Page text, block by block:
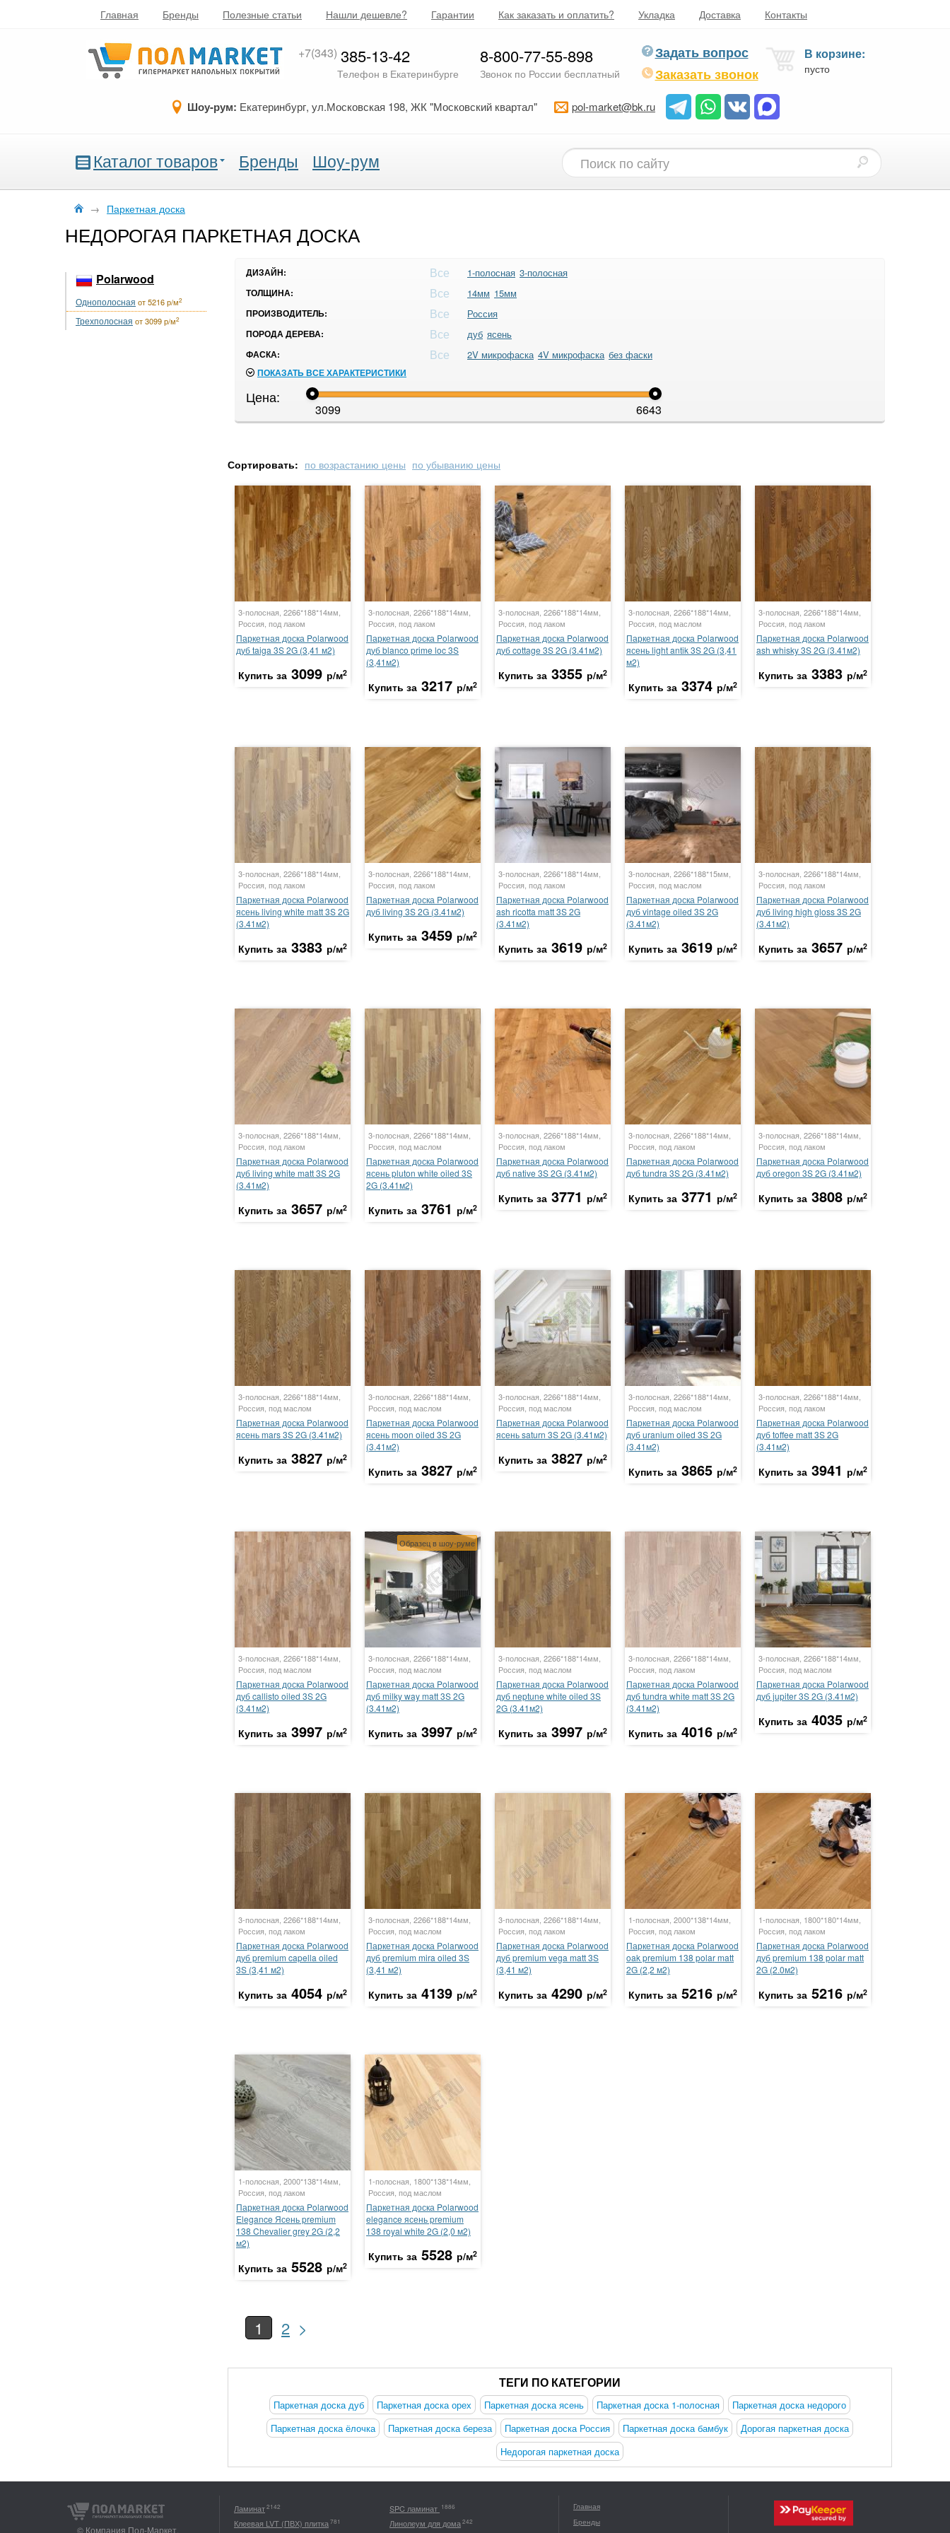
Главная Бренды Полезные статьи Нашли дешевле? Гарантии Как заказать и оплатить? Укладка Доставка Контакты
+7(343) 385-13-42
Телефон в Екатеринбурге
8-800-77-55-898
Звонок по России бесплатный
Задать вопрос
Заказать звонок
В корзине:
пусто
Шоу-рум: Екатеринбург, ул.Московская 198, ЖК "Московский квартал" pol-market@bk.ru
Каталог товаров Бренды Шоу-рум
→ Паркетная доска
НЕДОРОГАЯ ПАРКЕТНАЯ ДОСКА
ДИЗАЙН: Все 1-полосная 3-полосная
ТОЛЩИНА: Все 14мм 15мм
ПРОИЗВОДИТЕЛЬ: Все Россия
ПОРОДА ДЕРЕВА: Все дуб ясень
ФАСКА: Все 2V микрофаска 4V микрофаска без фаски
ПОКАЗАТЬ ВСЕ ХАРАКТЕРИСТИКИ
Цена:
3099 6643
Polarwood
Однополосная от 5216 р/м2
Трехполосная от 3099 р/м2
Сортировать: по возрастанию цены по убыванию цены
3-полосная, 2266*188*14мм,
Россия, под лаком
Паркетная доска Polarwood
дуб taiga 3S 2G (3,41 м2)
Купить за 3099 р/м2
3-полосная, 2266*188*14мм,
Россия, под лаком
Паркетная доска Polarwood
дуб blanco prime loc 3S
(3,41м2)
Купить за 3217 р/м2
3-полосная, 2266*188*14мм,
Россия, под лаком
Паркетная доска Polarwood
дуб cottage 3S 2G (3.41м2)
Купить за 3355 р/м2
3-полосная, 2266*188*14мм,
Россия, под маслом
Паркетная доска Polarwood
ясень light antik 3S 2G (3,41
м2)
Купить за 3374 р/м2
3-полосная, 2266*188*14мм,
Россия, под лаком
Паркетная доска Polarwood
ash whisky 3S 2G (3.41м2)
Купить за 3383 р/м2
3-полосная, 2266*188*14мм,
Россия, под лаком
Паркетная доска Polarwood
ясень living white matt 3S 2G
(3.41м2)
Купить за 3383 р/м2
3-полосная, 2266*188*14мм,
Россия, под лаком
Паркетная доска Polarwood
дуб living 3S 2G (3.41м2)
Купить за 3459 р/м2
3-полосная, 2266*188*14мм,
Россия, под лаком
Паркетная доска Polarwood
ash ricotta matt 3S 2G
(3.41м2)
Купить за 3619 р/м2
3-полосная, 2266*188*15мм,
Россия, под маслом
Паркетная доска Polarwood
дуб vintage oiled 3S 2G
(3.41м2)
Купить за 3619 р/м2
3-полосная, 2266*188*14мм,
Россия, под лаком
Паркетная доска Polarwood
дуб living high gloss 3S 2G
(3.41м2)
Купить за 3657 р/м2
3-полосная, 2266*188*14мм,
Россия, под лаком
Паркетная доска Polarwood
дуб living white matt 3S 2G
(3.41м2)
Купить за 3657 р/м2
3-полосная, 2266*188*14мм,
Россия, под маслом
Паркетная доска Polarwood
ясень pluton white oiled 3S
2G (3.41м2)
Купить за 3761 р/м2
3-полосная, 2266*188*14мм,
Россия, под лаком
Паркетная доска Polarwood
дуб native 3S 2G (3.41м2)
Купить за 3771 р/м2
3-полосная, 2266*188*14мм,
Россия, под лаком
Паркетная доска Polarwood
дуб tundra 3S 2G (3.41м2)
Купить за 3771 р/м2
3-полосная, 2266*188*14мм,
Россия, под лаком
Паркетная доска Polarwood
дуб oregon 3S 2G (3.41м2)
Купить за 3808 р/м2
3-полосная, 2266*188*14мм,
Россия, под маслом
Паркетная доска Polarwood
ясень mars 3S 2G (3.41м2)
Купить за 3827 р/м2
3-полосная, 2266*188*14мм,
Россия, под маслом
Паркетная доска Polarwood
ясень moon oiled 3S 2G
(3.41м2)
Купить за 3827 р/м2
3-полосная, 2266*188*14мм,
Россия, под маслом
Паркетная доска Polarwood
ясень saturn 3S 2G (3.41м2)
Купить за 3827 р/м2
3-полосная, 2266*188*14мм,
Россия, под маслом
Паркетная доска Polarwood
дуб uranium oiled 3S 2G
(3.41м2)
Купить за 3865 р/м2
3-полосная, 2266*188*14мм,
Россия, под лаком
Паркетная доска Polarwood
дуб toffee matt 3S 2G
(3.41м2)
Купить за 3941 р/м2
3-полосная, 2266*188*14мм,
Россия, под маслом
Паркетная доска Polarwood
дуб callisto oiled 3S 2G
(3.41м2)
Купить за 3997 р/м2
Образец в шоу-руме
3-полосная, 2266*188*14мм,
Россия, под маслом
Паркетная доска Polarwood
дуб milky way matt 3S 2G
(3.41м2)
Купить за 3997 р/м2
3-полосная, 2266*188*14мм,
Россия, под маслом
Паркетная доска Polarwood
дуб neptune white oiled 3S
2G (3.41м2)
Купить за 3997 р/м2
3-полосная, 2266*188*14мм,
Россия, под лаком
Паркетная доска Polarwood
дуб tundra white matt 3S 2G
(3.41м2)
Купить за 4016 р/м2
3-полосная, 2266*188*14мм,
Россия, под маслом
Паркетная доска Polarwood
дуб jupiter 3S 2G (3.41м2)
Купить за 4035 р/м2
3-полосная, 2266*188*14мм,
Россия, под лаком
Паркетная доска Polarwood
дуб premium capella oiled
3S (3,41 м2)
Купить за 4054 р/м2
3-полосная, 2266*188*14мм,
Россия, под маслом
Паркетная доска Polarwood
дуб premium mira oiled 3S
(3,41 м2)
Купить за 4139 р/м2
3-полосная, 2266*188*14мм,
Россия, под лаком
Паркетная доска Polarwood
дуб premium vega matt 3S
(3,41 м2)
Купить за 4290 р/м2
1-полосная, 2000*138*14мм,
Россия, под лаком
Паркетная доска Polarwood
oak premium 138 polar matt
2G (2,2 м2)
Купить за 5216 р/м2
1-полосная, 1800*180*14мм,
Россия, под лаком
Паркетная доска Polarwood
дуб premium 138 polar matt
2G (2.0м2)
Купить за 5216 р/м2
1-полосная, 2000*138*14мм,
Россия, под лаком
Паркетная доска Polarwood
Elegance Ясень premium
138 Chevalier grey 2G (2,2
м2)
Купить за 5528 р/м2
1-полосная, 1800*138*14мм,
Россия, под маслом
Паркетная доска Polarwood
elegance ясень premium
138 royal white 2G (2,0 м2)
Купить за 5528 р/м2
1 2 >
ТЕГИ ПО КАТЕГОРИИ
Паркетная доска дуб Паркетная доска орех Паркетная доска ясень Паркетная доска 1-полосная
Паркетная доска недорого
Паркетная доска ёлочка
Паркетная доска береза Паркетная доска Россия Паркетная доска бамбук
Дорогая паркетная доска
Недорогая паркетная доска
© Компания Пол-Маркет,
Ламинат2142 SPC ламинат 1886
Клеевая LVT (ПВХ) плитка781 Линолеум для дома242
Главная
Бренды